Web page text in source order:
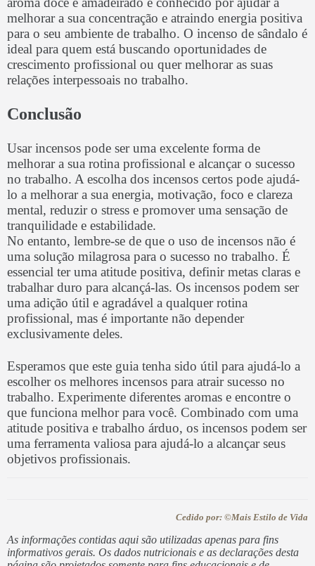
melhorar a sua concentração e atraindo energia positiva
para o seu ambiente de trabalho. O incenso de sândalo é
ideal para quem está buscando oportunidades de
crescimento profissional ou quer melhorar as suas
relações interpessoais no trabalho.
Conclusão
Usar incensos pode ser uma excelente forma de
melhorar a sua rotina profissional e alcançar o sucesso
no trabalho. A escolha dos incensos certos pode ajudá-
lo a melhorar a sua energia, motivação, foco e clareza
mental, reduzir o stress e promover uma sensação de
tranquilidade e estabilidade.
No entanto, lembre-se de que o uso de incensos não é
uma solução milagrosa para o sucesso no trabalho. É
essencial ter uma atitude positiva, definir metas claras e
trabalhar duro para alcançá-las. Os incensos podem ser
uma adição útil e agradável a qualquer rotina
profissional, mas é importante não depender
exclusivamente deles.
Esperamos que este guia tenha sido útil para ajudá-lo a
escolher os melhores incensos para atrair sucesso no
trabalho. Experimente diferentes aromas e encontre o
que funciona melhor para você. Combinado com uma
atitude positiva e trabalho árduo, os incensos podem ser
uma ferramenta valiosa para ajudá-lo a alcançar seus
objetivos profissionais.
Cedido por: ©Mais Estilo de Vida
As informações contidas aqui são utilizadas apenas para fins
informativos gerais. Os dados nutricionais e as declarações desta